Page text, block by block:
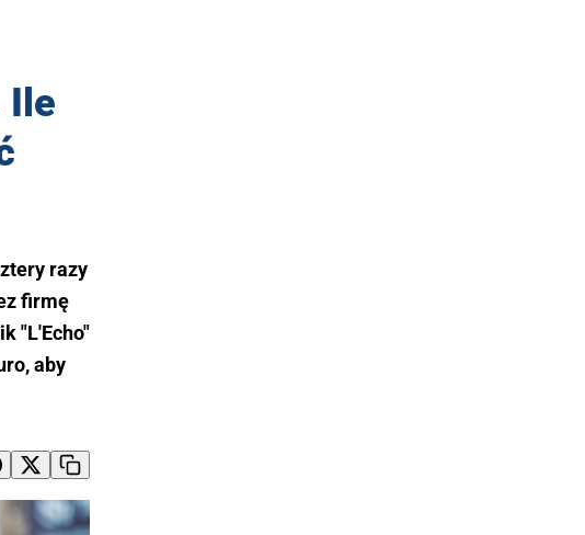
Ile
razy
firmę
"L'Echo"
aby